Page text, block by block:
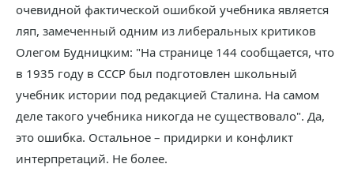
очевидной фактической ошибкой учебника является
ляп, замеченный одним из либеральных критиков
Олегом Будницким: "На странице 144 сообщается, что
в 1935 году в СССР был подготовлен школьный
учебник истории под редакцией Сталина. На самом
деле такого учебника никогда не существовало". Да,
это ошибка. Остальное – придирки и конфликт
интерпретаций. Не более.